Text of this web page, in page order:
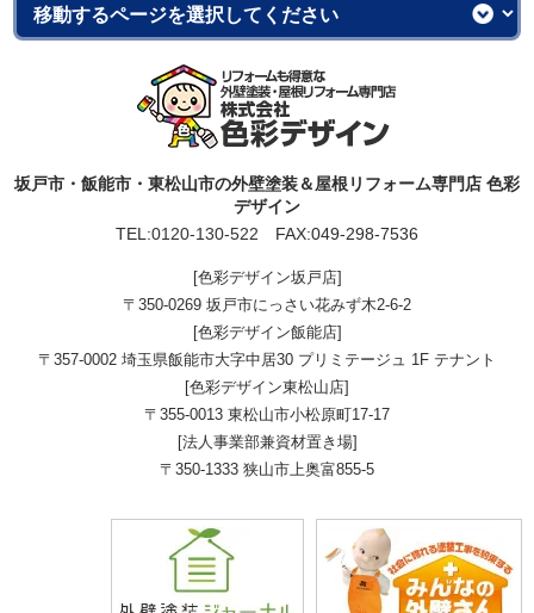
坂戸市・飯能市・東松山市の外壁塗装＆屋根リフォーム専門店 色彩
デザイン
TEL:0120-130-522 FAX:049-298-7536
[色彩デザイン坂戸店]
〒350-0269 坂戸市にっさい花みず木2-6-2
[色彩デザイン飯能店]
〒357-0002 埼玉県飯能市大字中居30 プリミテージュ 1F テナント
[色彩デザイン東松山店]
〒355-0013 東松山市小松原町17-17
[法人事業部兼資材置き場]
〒350-1333 狭山市上奥富855-5